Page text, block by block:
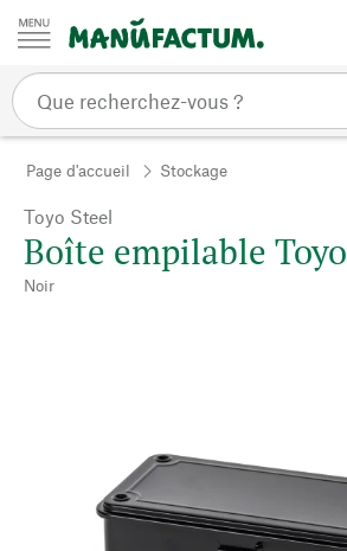
Passer au contenu
Page d'accueil Stockage
Toyo Steel
Boîte empilable Toyo
Noir